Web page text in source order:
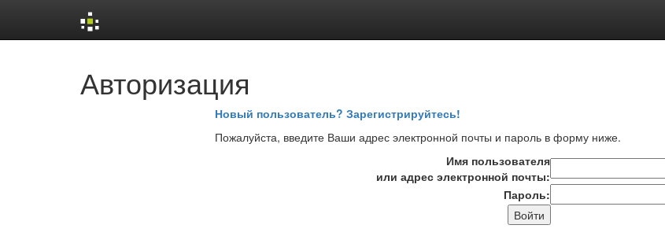
Авторизация
Новый пользователь? Зарегистрируйтесь!
Пожалуйста, введите Ваши адрес электронной почты и пароль в форму ниже.
Имя пользователя
или адрес электронной почты:
Пароль: